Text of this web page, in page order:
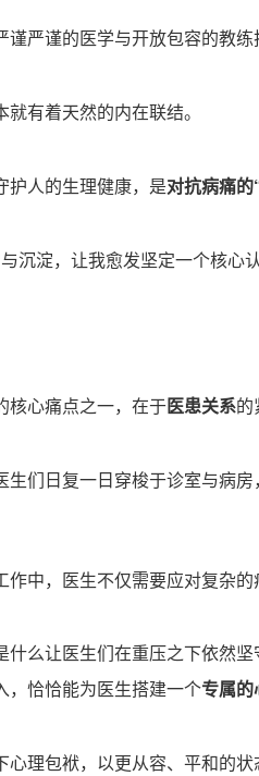
谨严谨的医学与开放包容的教练
有着天然的内在联结。
护人的生理健康，是对抗病痛的
沉淀，让我愈发坚定一个核心认
核心痛点之一，在于医患关系的
生们日复一日穿梭于诊室与病
作中，医生不仅需要应对复杂
什么让医生们在重压之下依然
，恰恰能为医生搭建一个专属
心理包袱，以更从容、平和的